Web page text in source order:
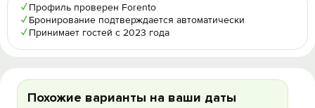
✓ Профиль проверен Forento
✓ Бронирование подтверждается автоматически
✓ Принимает гостей с 2023 года
Похожие варианты на ваши даты